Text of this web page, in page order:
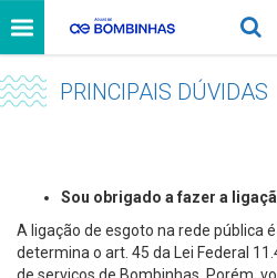
PRINCIPAIS DÚVIDAS
Sou obrigado a fazer a
A ligação de esgoto na rede pública
determina o art. 45 da Lei Federal